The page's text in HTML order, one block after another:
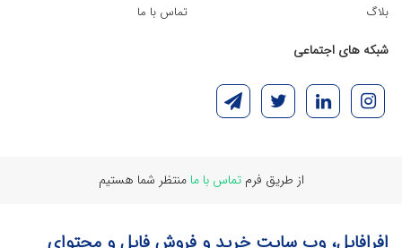
بلاگ
تماس با ما
شبکه های اجتماعی
از طریق فرمتماس با ما منتظر شما هستیم